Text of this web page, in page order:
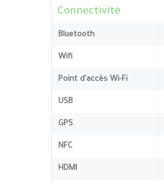
Connectivité
Bluetooth
Wifi
Point d'accès Wi-Fi
USB
GPS
NFC
HDMI